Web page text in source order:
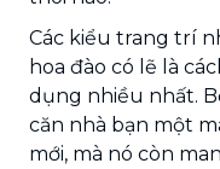
Các kiểu trang trí
hoa đào có lẽ là
dụng nhiều nhất.
căn nhà bạn một
mới, mà nó còn